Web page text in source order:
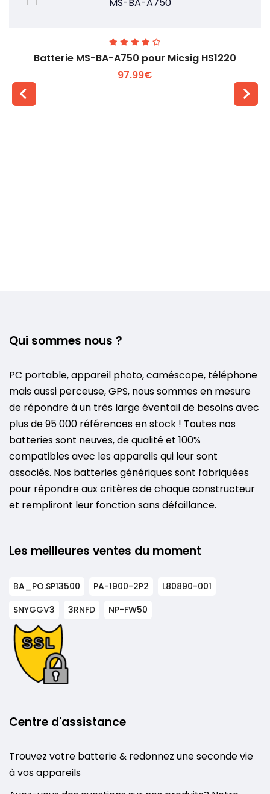
Batterie MS-BA-A750 pour Micsig HS1220
97.99€
Qui sommes nous ?
PC portable, appareil photo, caméscope, téléphone
mais aussi perceuse, GPS, nous sommes en mesure
de répondre à un très large éventail de besoins avec
plus de 95 000 références en stock ! Toutes nos
batteries sont neuves, de qualité et 100%
compatibles avec les appareils qui leur sont
associés. Nos batteries génériques sont fabriquées
pour répondre aux critères de chaque constructeur
et rempliront leur fonction sans défaillance.
Les meilleures ventes du moment
BA_PO.SP13500 PA-1900-2P2
L80890-001
SNYGGV3
3RNFD NP-FW50
Centre d'assistance
Trouvez votre batterie & redonnez une seconde vie
à vos appareils